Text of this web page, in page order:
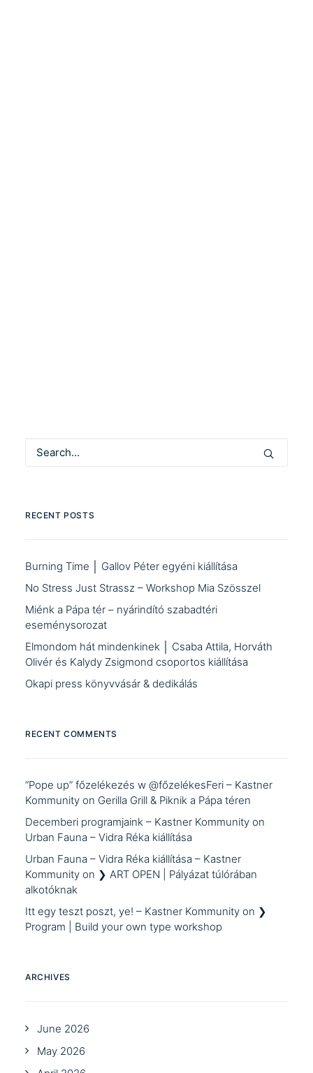
RECENT POSTS
Burning Time │ Gallov Péter egyéni kiállítása
No Stress Just Strassz – Workshop Mia Szösszel
Miénk a Pápa tér – nyárindító szabadtéri
eseménysorozat
Elmondom hát mindenkinek │ Csaba Attila, Horváth
Olivér és Kalydy Zsigmond csoportos kiállítása
Okapi press könyvvásár & dedikálás
RECENT COMMENTS
“Pope up” főzelékezés w @főzelékesFeri – Kastner
Kommunity on Gerilla Grill & Piknik a Pápa téren
Decemberi programjaink – Kastner Kommunity on
Urban Fauna – Vidra Réka kiállítása
Urban Fauna – Vidra Réka kiállítása – Kastner
Kommunity on ❯ ART OPEN | Pályázat túlórában
alkotóknak
Itt egy teszt poszt, ye! – Kastner Kommunity on ❯
Program | Build your own type workshop
ARCHIVES
June 2026
May 2026